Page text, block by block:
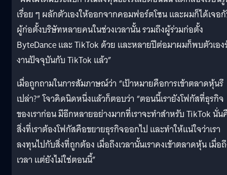
เรื่อย ๆ ผลักตัวเองให้ออกจากคอมฟอร์ตโซน และผมก็ได้เจอ
ผู้ก่อตั้งบริษัทหลายคนในช่วงเวลานั้น รวมถึงผู้ร่วมก่อตั้ง
ByteDance และ TikTok ด้วย และหลายปีต่อมาผมก็พบตัวเอง
งานปัจจุบันกับ TikTok แล้ว”
เมื่อถูกถามในการสัมภาษณ์ว่า “เป้าหมายคือการเข้าตลาดหุ้นรึ
เปล่า?” โจวคิดนิดหนึ่งแล้วก็ตอบว่า “ตอนนี้เรายังโฟกัสที่ธุรกิจ
ของเราก่อน มีอีกหลายอย่างมากที่เราจะทำสำหรับ TikTok นั่
สิ่งที่เราต้องโฟกัสคือขยายธุรกิจออกไป และทำให้แน่ใจว่าเรา
ลงทุนไปกับสิ่งที่ถูกต้อง เมื่อถึงเวลานั้นเราคงเข้าตลาดหุ้น เมื่อ
เวลา แต่ยังไม่ใช่ตอนนี้”